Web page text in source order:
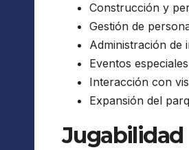
Construcción y
Gestión de
Administración de
Eventos
Interacción con
Expansión del
Jugabilidad